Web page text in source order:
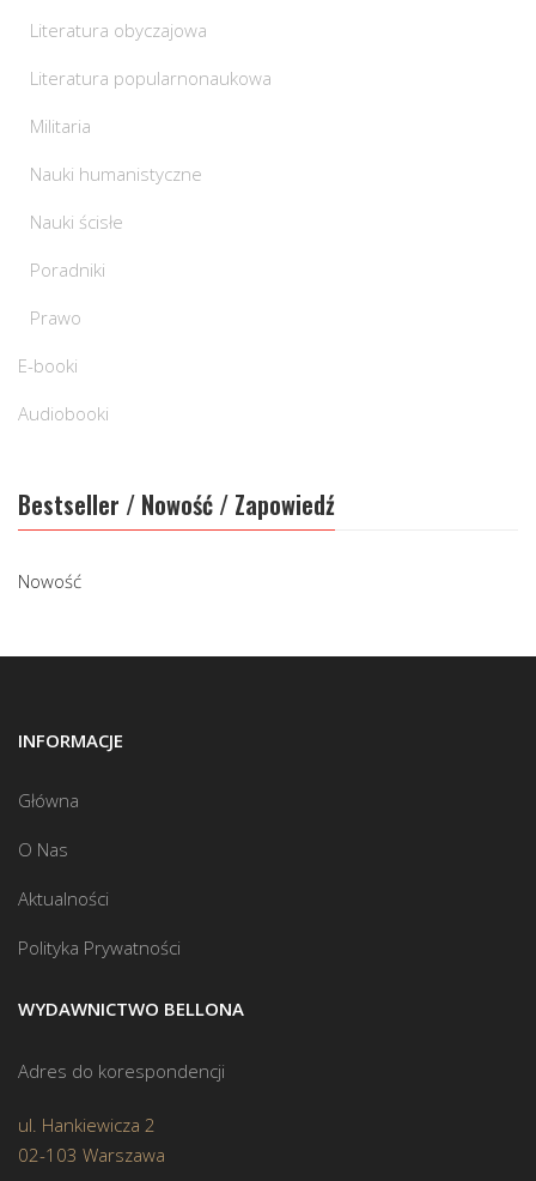
Literatura obyczajowa
Literatura popularnonaukowa
Militaria
Nauki humanistyczne
Nauki ścisłe
Poradniki
Prawo
E-booki
Audiobooki
Bestseller / Nowość / Zapowiedź
Nowość
INFORMACJE
Główna
O Nas
Aktualności
Polityka Prywatności
WYDAWNICTWO BELLONA
Adres do korespondencji
ul. Hankiewicza 2
02-103 Warszawa